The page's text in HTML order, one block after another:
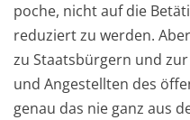
poche, nicht auf die
reduziert zu werden.
zu Staatsbürgern und
und Angestellten des
genau das nie ganz aus